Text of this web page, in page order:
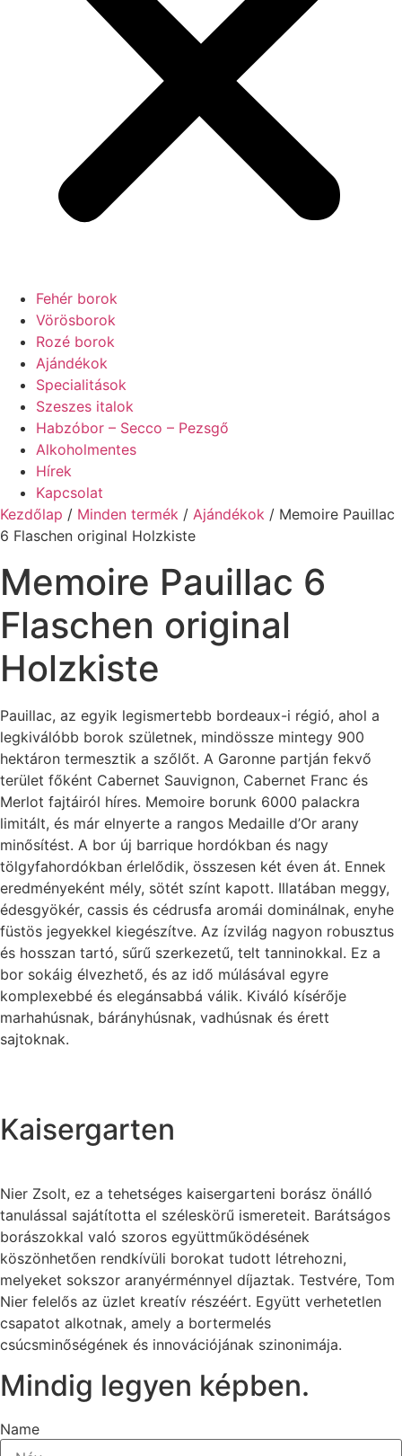
Fehér borok
Vörösborok
Rozé borok
Ajándékok
Specialitások
Szeszes italok
Habzóbor – Secco – Pezsgő
Alkoholmentes
Hírek
Kapcsolat
Kezdőlap / Minden termék / Ajándékok / Memoire Pauillac
6 Flaschen original Holzkiste
Memoire Pauillac 6
Flaschen original
Holzkiste
Pauillac, az egyik legismertebb bordeaux-i régió, ahol a
legkiválóbb borok születnek, mindössze mintegy 900
hektáron termesztik a szőlőt. A Garonne partján fekvő
terület főként Cabernet Sauvignon, Cabernet Franc és
Merlot fajtáiról híres. Memoire borunk 6000 palackra
limitált, és már elnyerte a rangos Medaille d’Or arany
minősítést. A bor új barrique hordókban és nagy
tölgyfahordókban érlelődik, összesen két éven át. Ennek
eredményeként mély, sötét színt kapott. Illatában meggy,
édesgyökér, cassis és cédrusfa aromái dominálnak, enyhe
füstös jegyekkel kiegészítve. Az ízvilág nagyon robusztus
és hosszan tartó, sűrű szerkezetű, telt tanninokkal. Ez a
bor sokáig élvezhető, és az idő múlásával egyre
komplexebbé és elegánsabbá válik. Kiváló kísérője
marhahúsnak, bárányhúsnak, vadhúsnak és érett
sajtoknak.
Kaisergarten
Nier Zsolt, ez a tehetséges kaisergarteni borász önálló
tanulással sajátította el széleskörű ismereteit. Barátságos
borászokkal való szoros együttműködésének
köszönhetően rendkívüli borokat tudott létrehozni,
melyeket sokszor aranyérménnyel díjaztak. Testvére, Tom
Nier felelős az üzlet kreatív részéért. Együtt verhetetlen
csapatot alkotnak, amely a bortermelés
csúcsminőségének és innovációjának szinonimája.
Mindig legyen képben.
Name